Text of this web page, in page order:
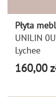
Płyta
UNILIN
Lychee
160,00